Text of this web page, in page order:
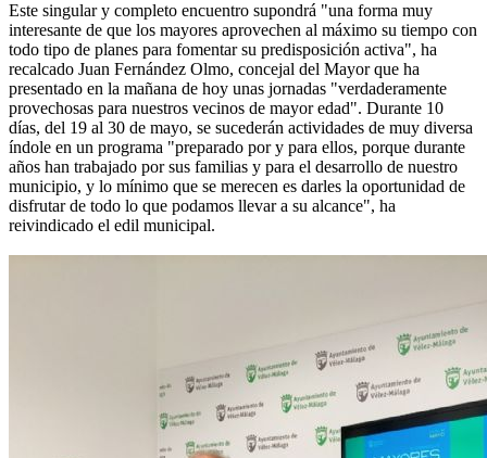
Este singular y completo encuentro supondrá "una forma muy
interesante de que los mayores aprovechen al máximo su tiempo con
todo tipo de planes para fomentar su predisposición activa", ha
recalcado Juan Fernández Olmo, concejal del Mayor que ha
presentado en la mañana de hoy unas jornadas "verdaderamente
provechosas para nuestros vecinos de mayor edad". Durante 10
días, del 19 al 30 de mayo, se sucederán actividades de muy diversa
índole en un programa "preparado por y para ellos, porque durante
años han trabajado por sus familias y para el desarrollo de nuestro
municipio, y lo mínimo que se merecen es darles la oportunidad de
disfrutar de todo lo que podamos llevar a su alcance", ha
reivindicado el edil municipal.